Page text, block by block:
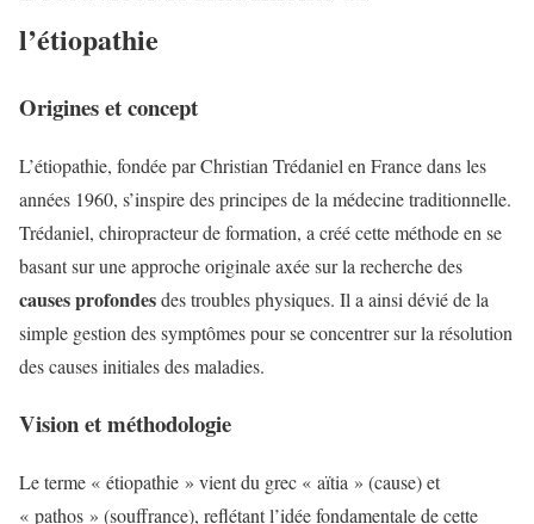
l’étiopathie
Origines et concept
L’étiopathie, fondée par Christian Trédaniel en France dans les
années 1960, s’inspire des principes de la médecine traditionnelle.
Trédaniel, chiropracteur de formation, a créé cette méthode en se
basant sur une approche originale axée sur la recherche des
causes profondesdes troubles physiques. Il a ainsi dévié de la
simple gestion des symptômes pour se concentrer sur la résolution
des causes initiales des maladies.
Vision et méthodologie
Le terme « étiopathie » vient du grec « aïtia » (cause) et
« pathos » (souffrance), reflétant l’idée fondamentale de cette